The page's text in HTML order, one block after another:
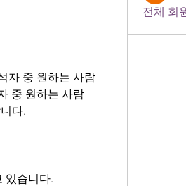
자 중 원하는 사람
중 원하는 사람
다.
있습니다.
전체 회